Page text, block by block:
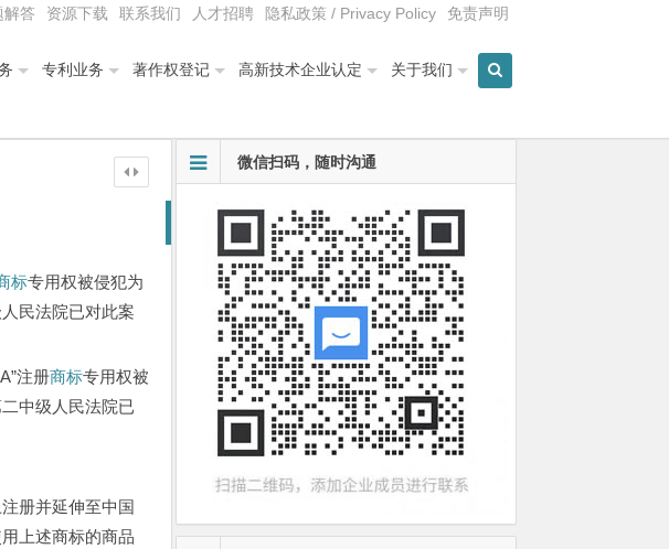
解答 资源下载 联系我们 人才招聘 隐私政策 / Privacy Policy 免责声明
专利业务 著作权登记 高新技术企业认定 关于我们
标专用权被侵犯为
民法院已对此案
注册商标专用权被
中级人民法院已
册并延伸至中国
上述商标的商品
微信扫码，随时沟通